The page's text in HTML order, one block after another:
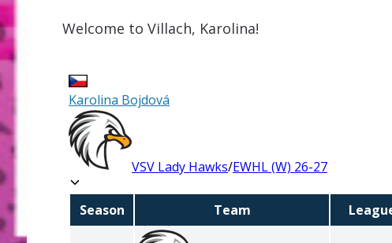
Welcome to Villach, Karolina!